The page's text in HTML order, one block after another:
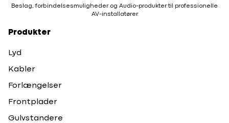
Beslag, forbindelsesmuligheder og Audio-produkter til professionelle
AV-installatører
Produkter
Lyd
Kabler
Forlængelser
Frontplader
Gulvstandere